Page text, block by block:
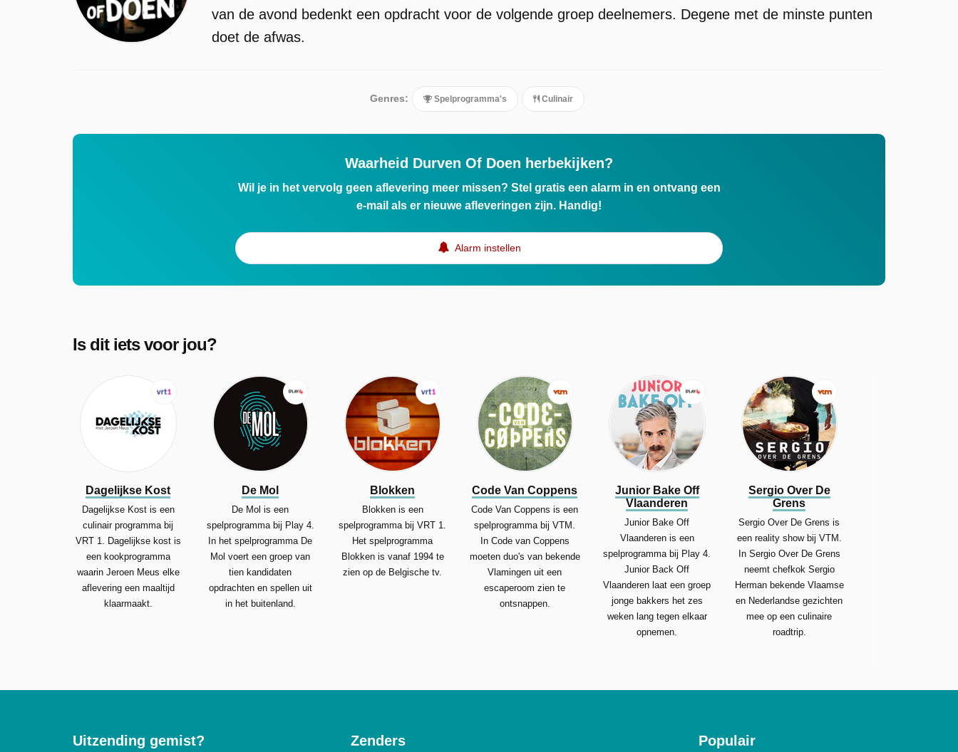
van de avond bedenkt een opdracht voor de volgende groep deelnemers. Degene met de minste punten
doet de afwas.
Genres: Spelprogramma's Culinair
Waarheid Durven Of Doen herbekijken?
Wil je in het vervolg geen aflevering meer missen? Stel gratis een alarm in en ontvang een
e-mail als er nieuwe afleveringen zijn. Handig!
Alarm instellen
Is dit iets voor jou?
Dagelijkse Kost
Dagelijkse Kost is een
culinair programma bij
VRT 1. Dagelijkse kost is
een kookprogramma
waarin Jeroen Meus elke
aflevering een maaltijd
klaarmaakt.
De Mol
De Mol is een
spelprogramma bij Play 4.
In het spelprogramma De
Mol voert een groep van
tien kandidaten
opdrachten en spellen uit
in het buitenland.
Blokken
Blokken is een
spelprogramma bij VRT 1.
Het spelprogramma
Blokken is vanaf 1994 te
zien op de Belgische tv.
Code Van Coppens
Code Van Coppens is een
spelprogramma bij VTM.
In Code van Coppens
moeten duo's van bekende
Vlamingen uit een
escaperoom zien te
ontsnappen.
Junior Bake Off
Vlaanderen
Junior Bake Off
Vlaanderen is een
spelprogramma bij Play 4.
Junior Back Off
Vlaanderen laat een groep
jonge bakkers het zes
weken lang tegen elkaar
opnemen.
Sergio Over De
Grens
Sergio Over De Grens is
een reality show bij VTM.
In Sergio Over De Grens
neemt chefkok Sergio
Herman bekende Vlaamse
en Nederlandse gezichten
mee op een culinaire
roadtrip.
Uitzending gemist? Zenders Populair